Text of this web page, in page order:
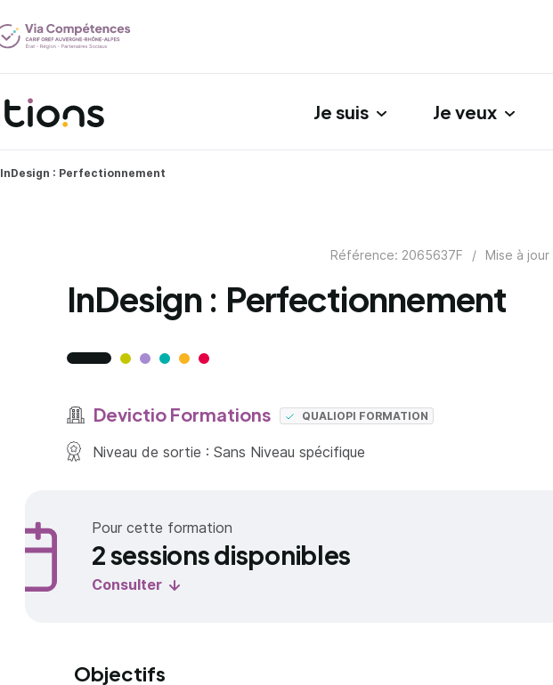
Je suis Je veux
InDesign : Perfectionnement
Référence: 2065637F / Mise à jour
InDesign : Perfectionnement
Devictio Formations QUALIOPI FORMATION
Niveau de sortie : Sans Niveau spécifique
Pour cette formation
2 sessions disponibles
Consulter
Objectifs